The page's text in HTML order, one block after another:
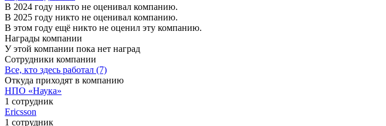
В 2024 году никто не оценивал компанию.
В 2025 году никто не оценивал компанию.
В этом году ещё никто не оценил эту компанию.
Награды компании
У этой компании пока нет наград
Сотрудники компании
Все, кто здесь работал (7)
Откуда приходят в компанию
НПО «Наука»
1 сотрудник
Ericsson
1 сотрудник